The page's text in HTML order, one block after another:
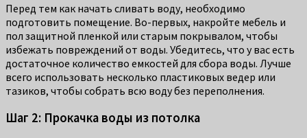
Перед тем как начать сливать воду, необходимо
подготовить помещение. Во-первых, накройте мебель и
пол защитной пленкой или старым покрывалом, чтобы
избежать повреждений от воды. Убедитесь, что у вас есть
достаточное количество емкостей для сбора воды. Лучше
всего использовать несколько пластиковых ведер или
тазиков, чтобы собрать всю воду без переполнения.
Шаг 2: Прокачка воды из потолка